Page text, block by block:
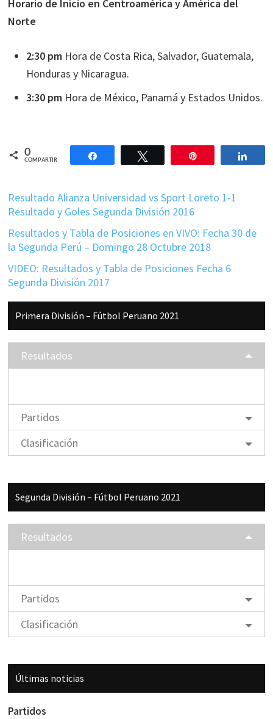
Horario de Inicio en Centroamérica y América del
Norte
2:30 pm Hora de Costa Rica, Salvador, Guatemala,
Honduras y Nicaragua.
3:30 pm Hora de México, Panamá y Estados Unidos.
0
COMPARTIR
Compartir
Resultado Alianza Universidad vs Sport Loreto 1-1
Resultado y Goles Segunda División 2016
Resultados y Tabla de Posiciones en VIVO: Fecha 30 de
la Segunda Perú – Domingo 28 Octubre 2018
VIDEO: Resultados y Tabla de Posiciones Fecha 6
Segunda División 2017
Barra
lateral
principal
Primera División – Fútbol Peruano 2021
Resultados
Partidos
Clasificación
Segunda División – Fútbol Peruano 2021
Resultados
Partidos
Clasificación
Últimas noticias
Partidos